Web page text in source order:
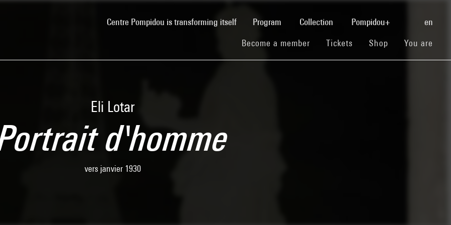
Centre Pompidou is transforming itself(current)Program Collection Pompidou+ en
Become a member (current)
Tickets (current)
Shop (current)You are
Eli Lotar
d'homme
vers janvier 1930